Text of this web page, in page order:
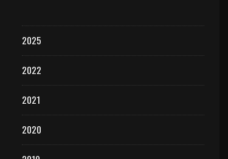
2025
2022
2021
2020